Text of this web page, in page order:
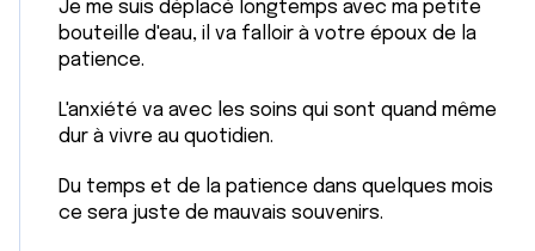
Je me suis déplacé longtemps avec ma petite
bouteille d'eau, il va falloir à votre époux de la
patience.
L'anxiété va avec les soins qui sont quand même
dur à vivre au quotidien.
Du temps et de la patience dans quelques mois
ce sera juste de mauvais souvenirs.